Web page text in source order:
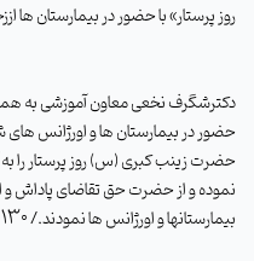
روز پرستار» با حضور در بیمارستان ها
دکترشگرف نخعی معاون آموزشی به
حضور در بیمارستان ها و اورژانس
حضرت زینب کبری (س) روز پرستار را به
نموده و از حضرت حق تقاضای پاداش
بیمارستانها و اورژانس ها نمودند./130